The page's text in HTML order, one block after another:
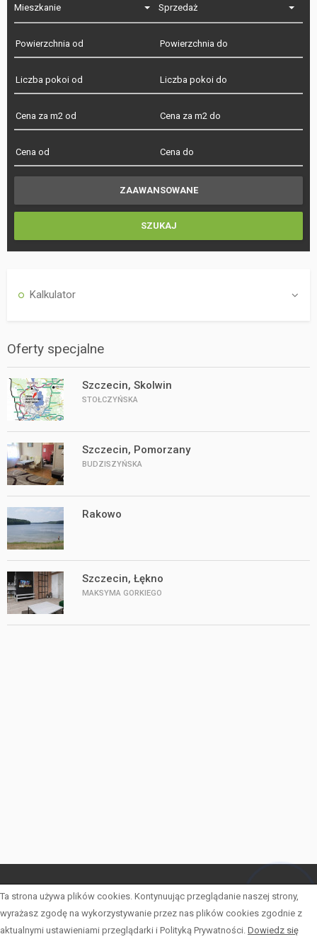
Mieszkanie Sprzedaż
Kalkulator
Oferty specjalne
Szczecin, Skolwin
STOŁCZYŃSKA
Szczecin, Pomorzany
BUDZISZYŃSKA
Rakowo
Szczecin, Łękno
MAKSYMA GORKIEGO
LISTA OFERT
OFERTY SPECJALNE
Ta strona używa plików cookies. Kontynuując przeglądanie naszej strony,
wyrażasz zgodę na wykorzystywanie przez nas plików cookies zgodnie z
aktualnymi ustawieniami przeglądarki i Polityką Prywatności. Dowiedz się
Hej! Chętnie Ci pomogę